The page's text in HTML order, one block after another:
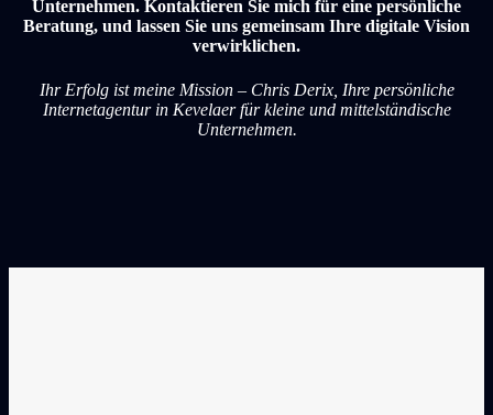
Unternehmen. Kontaktieren Sie mich für eine persönliche
Beratung, und lassen Sie uns gemeinsam Ihre digitale Vision
verwirklichen.
Ihr Erfolg ist meine Mission – Chris Derix, Ihre persönliche
Internetagentur in Kevelaer für kleine und mittelständische
Unternehmen.